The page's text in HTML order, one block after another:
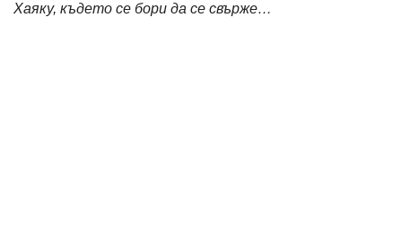
Хаяку, където се бори да се свърже…